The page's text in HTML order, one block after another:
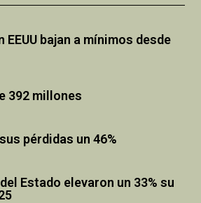
EEUU bajan a mínimos desde
392 millones
pérdidas un 46%
Estado elevaron un 33% su